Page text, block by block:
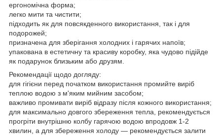
ергономічна форма;
легко мити та чистити;
підходить як для повсякденного використання, так і для
подорожей;
призначена для зберігання холодних і гарячих напоїв;
упакована в естетичну та красиву коробку, яка чудово підійде
як подарунок близьким або друзям.
Рекомендації щодо догляду:
для гігієни перед початком використання промийте виріб
теплою водою з м'яким мийним засобом;
важливо промивати виріб відразу після кожного використання;
для максимально довгого збереження тепла, рекомендується
прогріти внутрішню колбу гарячою водою впродовж 1-2
хвилин, а для збереження холоду — рекомендується залити